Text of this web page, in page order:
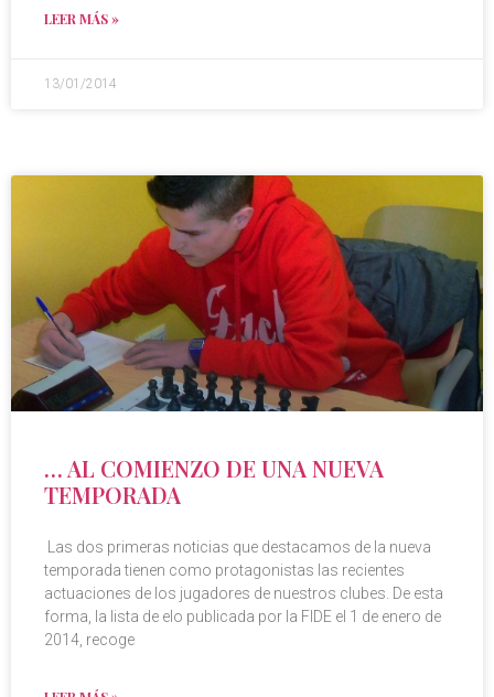
LEER MÁS »
13/01/2014
… AL COMIENZO DE UNA NUEVA
TEMPORADA
Las dos primeras noticias que destacamos de la nueva
temporada tienen como protagonistas las recientes
actuaciones de los jugadores de nuestros clubes. De esta
forma, la lista de elo publicada por la FIDE el 1 de enero de
2014, recoge